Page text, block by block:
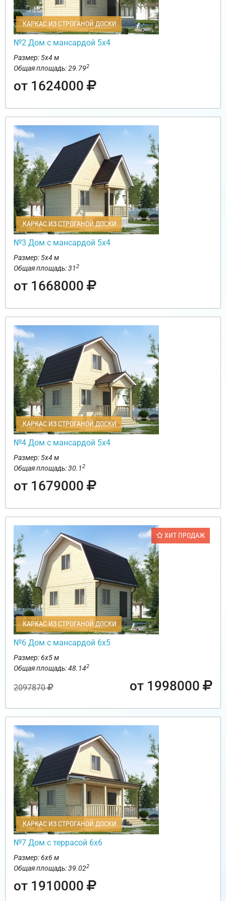
КАРКАС ИЗ СТРОГАНОЙ ДОСКИ
№2 Дом с мансардой 5х4
Размер: 5х4 м
Общая площадь: 29.792
от 1624000
КАРКАС ИЗ СТРОГАНОЙ ДОСКИ
№3 Дом с мансардой 5х4
Размер: 5х4 м
Общая площадь: 312
от 1668000
КАРКАС ИЗ СТРОГАНОЙ ДОСКИ
№4 Дом с мансардой 5х4
Размер: 5х4 м
Общая площадь: 30.12
от 1679000
ХИТ ПРОДАЖ
КАРКАС ИЗ СТРОГАНОЙ ДОСКИ
№6 Дом с мансардой 6х5
Размер: 6х5 м
Общая площадь: 48.142
2097870 от 1998000
КАРКАС ИЗ СТРОГАНОЙ ДОСКИ
№7 Дом с террасой 6х6
Размер: 6х6 м
Общая площадь: 39.022
от 1910000